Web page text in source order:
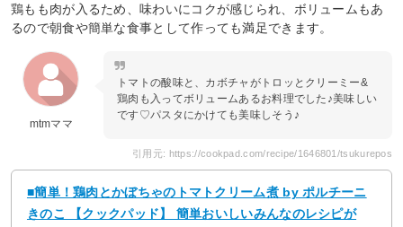
鶏もも肉が入るため、味わいにコクが感じられ、ボリュームもあ
るので朝食や簡単な食事として作っても満足できます。
mtmママ
トマトの酸味と、カボチャがトロッとクリーミー&
鶏肉も入ってボリュームあるお料理でした♪美味しい
です♡パスタにかけても美味しそう♪
引用元: https://cookpad.com/recipe/1646801/tsukurepos
■簡単！鶏肉とかぼちゃのトマトクリーム煮 by ポルチーニ
きのこ 【クックパッド】 簡単おいしいみんなのレシピが